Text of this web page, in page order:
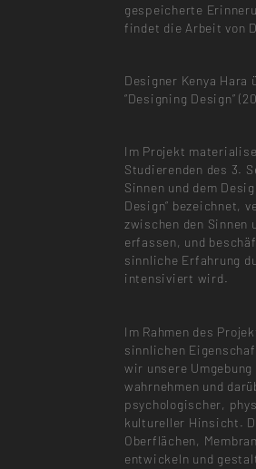
gespeicherte
findet die Arbeit von
Designer Kenya
“Designing Design”
Im Projekt
Studierenden des 3.
Sinnen und dem
Design“ bezeichnet,
zwischen den Sinnen
erfassen, und
sinnliche Erfahrung
intensiviert wird.
Im Rahmen des
sinnlichen
wir unsere
wahrnehmen und
psychologischer,
kultureller Hinsicht.
Oberflächen,
entwickeln und